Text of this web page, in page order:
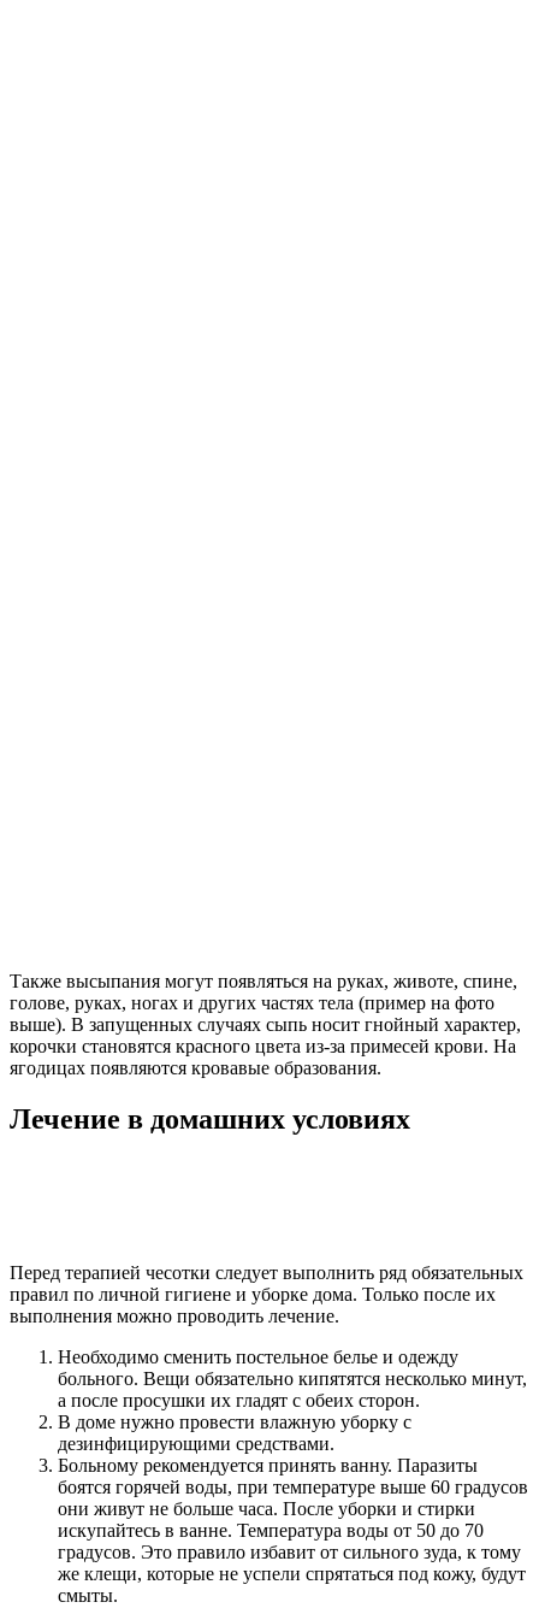
Также высыпания могут появляться на руках, животе, спине,
голове, руках, ногах и других частях тела (пример на фото
выше). В запущенных случаях сыпь носит гнойный характер,
корочки становятся красного цвета из-за примесей крови. На
ягодицах появляются кровавые образования.
Лечение в домашних условиях
Перед терапией чесотки следует выполнить ряд обязательных
правил по личной гигиене и уборке дома. Только после их
выполнения можно проводить лечение.
Необходимо сменить постельное белье и одежду
больного. Вещи обязательно кипятятся несколько минут,
а после просушки их гладят с обеих сторон.
В доме нужно провести влажную уборку с
дезинфицирующими средствами.
Больному рекомендуется принять ванну. Паразиты
боятся горячей воды, при температуре выше 60 градусов
они живут не больше часа. После уборки и стирки
искупайтесь в ванне. Температура воды от 50 до 70
градусов. Это правило избавит от сильного зуда, к тому
же клещи, которые не успели спрятаться под кожу, будут
смыты.